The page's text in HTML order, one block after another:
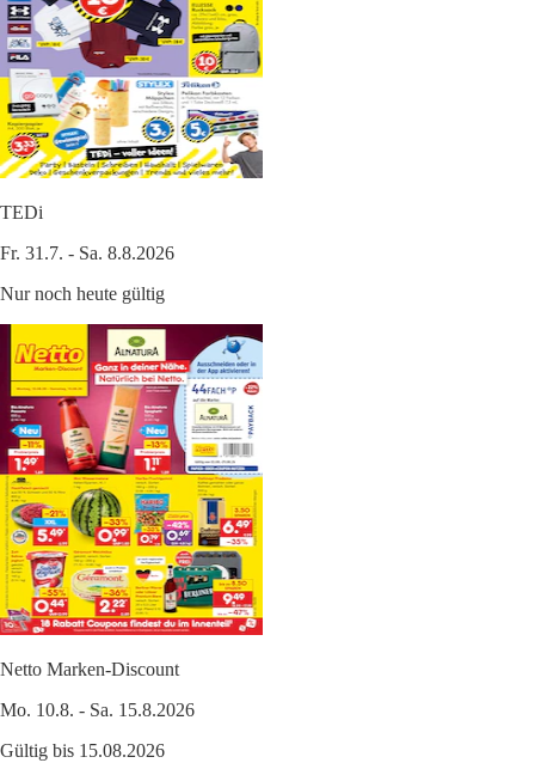
TEDi
Fr. 31.7. - Sa. 8.8.2026
Nur noch heute gültig
Netto Marken-Discount
Mo. 10.8. - Sa. 15.8.2026
Gültig bis 15.08.2026